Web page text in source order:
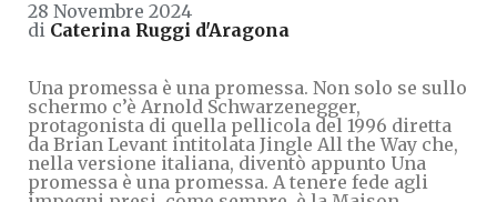
28 Novembre 2024
di Caterina Ruggi d'Aragona
Una promessa è una promessa. Non solo se sullo
schermo c’è Arnold Schwarzenegger,
protagonista di quella pellicola del 1996 diretta
da Brian Levant intitolata Jingle All the Way che,
nella versione italiana, diventò appunto Una
promessa è una promessa. A tenere fede agli